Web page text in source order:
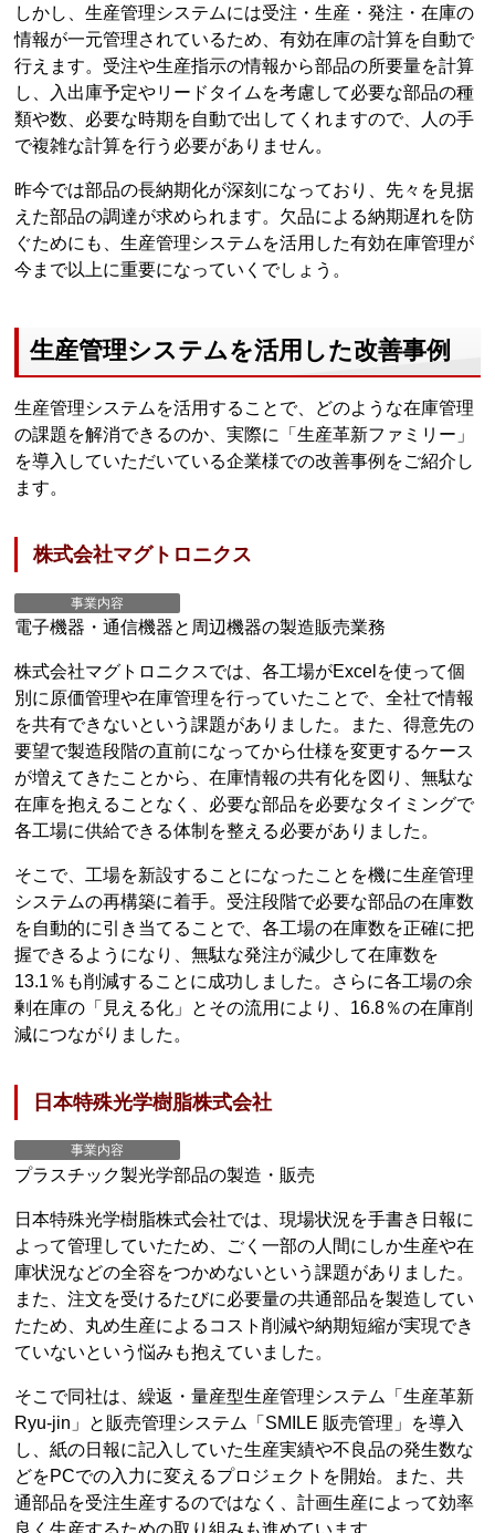
しかし、生産管理システムには受注・生産・発注・在庫の
情報が一元管理されているため、有効在庫の計算を自動で
行えます。受注や生産指示の情報から部品の所要量を計算
し、入出庫予定やリードタイムを考慮して必要な部品の種
類や数、必要な時期を自動で出してくれますので、人の手
で複雑な計算を行う必要がありません。
昨今では部品の長納期化が深刻になっており、先々を見据
えた部品の調達が求められます。欠品による納期遅れを防
ぐためにも、生産管理システムを活用した有効在庫管理が
今まで以上に重要になっていくでしょう。
生産管理システムを活用した改善事例
生産管理システムを活用することで、どのような在庫管理
の課題を解消できるのか、実際に「生産革新ファミリー」
を導入していただいている企業様での改善事例をご紹介し
ます。
株式会社マグトロニクス
事業内容
電子機器・通信機器と周辺機器の製造販売業務
株式会社マグトロニクスでは、各工場がExcelを使って個
別に原価管理や在庫管理を行っていたことで、全社で情報
を共有できないという課題がありました。また、得意先の
要望で製造段階の直前になってから仕様を変更するケース
が増えてきたことから、在庫情報の共有化を図り、無駄な
在庫を抱えることなく、必要な部品を必要なタイミングで
各工場に供給できる体制を整える必要がありました。
そこで、工場を新設することになったことを機に生産管理
システムの再構築に着手。受注段階で必要な部品の在庫数
を自動的に引き当てることで、各工場の在庫数を正確に把
握できるようになり、無駄な発注が減少して在庫数を
13.1％も削減することに成功しました。さらに各工場の余
剰在庫の「見える化」とその流用により、16.8％の在庫削
減につながりました。
日本特殊光学樹脂株式会社
事業内容
プラスチック製光学部品の製造・販売
日本特殊光学樹脂株式会社では、現場状況を手書き日報に
よって管理していたため、ごく一部の人間にしか生産や在
庫状況などの全容をつかめないという課題がありました。
また、注文を受けるたびに必要量の共通部品を製造してい
たため、丸め生産によるコスト削減や納期短縮が実現でき
ていないという悩みも抱えていました。
そこで同社は、繰返・量産型生産管理システム「生産革新
Ryu-jin」と販売管理システム「SMILE 販売管理」を導入
し、紙の日報に記入していた生産実績や不良品の発生数な
どをPCでの入力に変えるプロジェクトを開始。また、共
通部品を受注生産するのではなく、計画生産によって効率
良く生産するための取り組みも進めています。